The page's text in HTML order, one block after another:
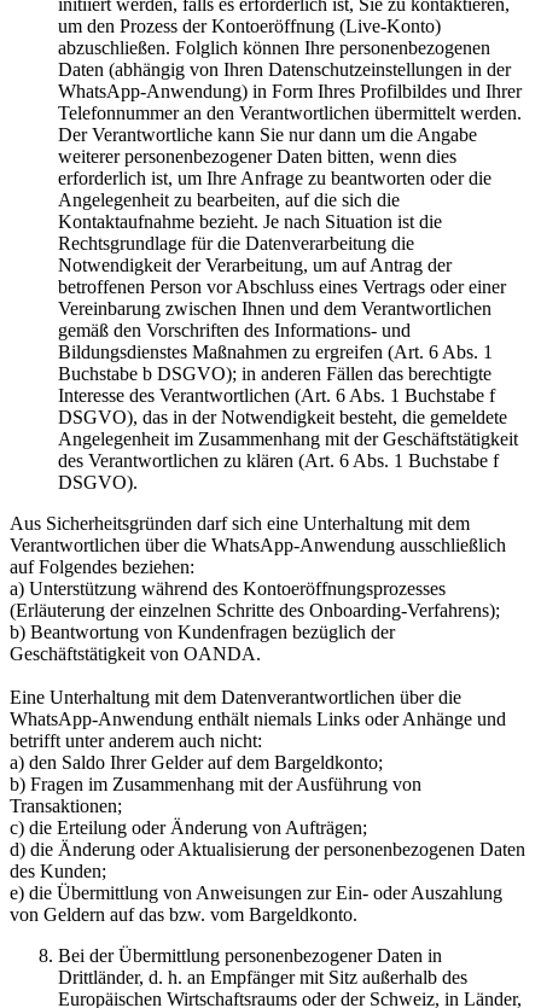
initiiert werden, falls es erforderlich ist, Sie zu kontaktieren,
um den Prozess der Kontoeröffnung (Live-Konto)
abzuschließen. Folglich können Ihre personenbezogenen
Daten (abhängig von Ihren Datenschutzeinstellungen in der
WhatsApp-Anwendung) in Form Ihres Profilbildes und Ihrer
Telefonnummer an den Verantwortlichen übermittelt werden.
Der Verantwortliche kann Sie nur dann um die Angabe
weiterer personenbezogener Daten bitten, wenn dies
erforderlich ist, um Ihre Anfrage zu beantworten oder die
Angelegenheit zu bearbeiten, auf die sich die
Kontaktaufnahme bezieht. Je nach Situation ist die
Rechtsgrundlage für die Datenverarbeitung die
Notwendigkeit der Verarbeitung, um auf Antrag der
betroffenen Person vor Abschluss eines Vertrags oder einer
Vereinbarung zwischen Ihnen und dem Verantwortlichen
gemäß den Vorschriften des Informations- und
Bildungsdienstes Maßnahmen zu ergreifen (Art. 6 Abs. 1
Buchstabe b DSGVO); in anderen Fällen das berechtigte
Interesse des Verantwortlichen (Art. 6 Abs. 1 Buchstabe f
DSGVO), das in der Notwendigkeit besteht, die gemeldete
Angelegenheit im Zusammenhang mit der Geschäftstätigkeit
des Verantwortlichen zu klären (Art. 6 Abs. 1 Buchstabe f
DSGVO).
Aus Sicherheitsgründen darf sich eine Unterhaltung mit dem
Verantwortlichen über die WhatsApp-Anwendung ausschließlich
auf Folgendes beziehen:
a) Unterstützung während des Kontoeröffnungsprozesses
(Erläuterung der einzelnen Schritte des Onboarding-Verfahrens);
b) Beantwortung von Kundenfragen bezüglich der
Geschäftstätigkeit von OANDA.
Eine Unterhaltung mit dem Datenverantwortlichen über die
WhatsApp-Anwendung enthält niemals Links oder Anhänge und
betrifft unter anderem auch nicht:
a) den Saldo Ihrer Gelder auf dem Bargeldkonto;
b) Fragen im Zusammenhang mit der Ausführung von
Transaktionen;
c) die Erteilung oder Änderung von Aufträgen;
d) die Änderung oder Aktualisierung der personenbezogenen Daten
des Kunden;
e) die Übermittlung von Anweisungen zur Ein- oder Auszahlung
von Geldern auf das bzw. vom Bargeldkonto.
Bei der Übermittlung personenbezogener Daten in
Drittländer, d. h. an Empfänger mit Sitz außerhalb des
Europäischen Wirtschaftsraums oder der Schweiz, in Länder,